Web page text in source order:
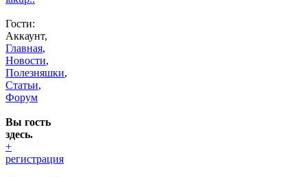
Гости:
Аккаунт,
Главная,
Новости,
Полезняшки,
Статьи,
Форум
Вы гость
здесь.
+
регистрация